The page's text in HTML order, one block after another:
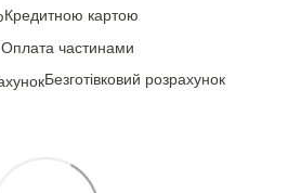
Кредитною картою
Оплата частинами
Безготівковий розрахунок